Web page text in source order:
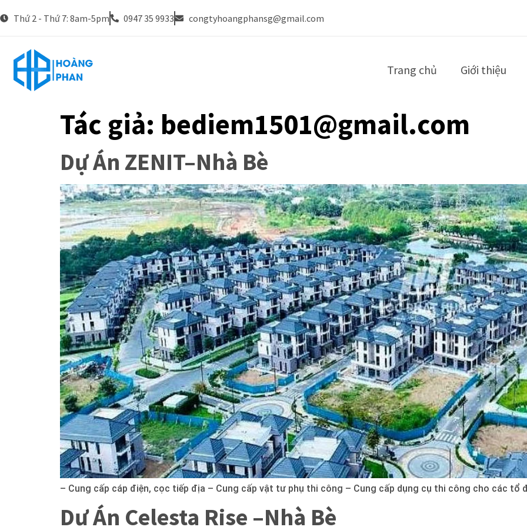
Thứ 2 - Thứ 7: 8am-5pm 0947 35 9933 congtyhoangphansg@gmail.com
Trang chủ Giới thiệu
Tác giả: bediem1501@gmail.com
Dự Án ZENIT–Nhà Bè
– Cung cấp cáp điện, cọc tiếp địa – Cung cấp vật tư phụ thi công – Cung cấp dụng cụ thi công cho các tổ
Dự Án Celesta Rise –Nhà Bè